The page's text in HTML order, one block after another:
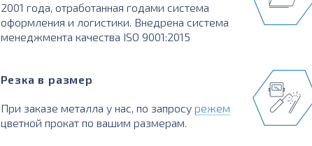
2001 года, отработанная годами система
оформления и логистики. Внедрена система
менеджмента качества ISO 9001:2015
Резка в размер
При заказе металла у нас, по запросу режем
цветной прокат по вашим размерам.